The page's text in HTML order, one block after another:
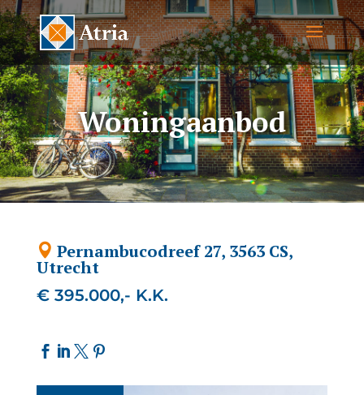
Woningaanbod
Pernambucodreef 27, 3563 CS,
Utrecht
€ 395.000,- K.K.